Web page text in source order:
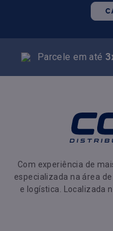
Parcele em até
Com experiência de
especializada na área
e logística. Localizada